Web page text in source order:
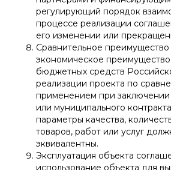
регулирующий порядок
процессе реализации
его изменении или
Сравнительное преимущество
экономическое преимущество
бюджетных средств
реализации проекта по
применением при заключении
или муниципального
параметры качества,
товаров, работ или услуг
эквивалентны.
Эксплуатация объекта
использование объекта для